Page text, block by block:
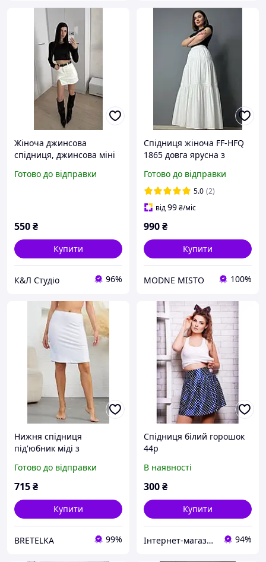
Жіноча джинсова
спідниця, джинсова міні
коротка з розрізом, міні
Готово до відправки
550₴
Купити
К&Л Студіо 96%
Спідниця жіноча FF-HFQ
1865 довга ярусна з
резинці one size, білий,
one size
Готово до відправки
5.0 (2)
від99₴/міс
990₴
Купити
MODNE MISTO 100%
Нижня спідниця
під'юбник міді з
Emay 1438 L/XL
Готово до відправки
715₴
Купити
BRETELKA 99%
Спідниця білий горошок
44р
В наявності
300₴
Купити
Інтернет-магазин "Gladyss" 94%